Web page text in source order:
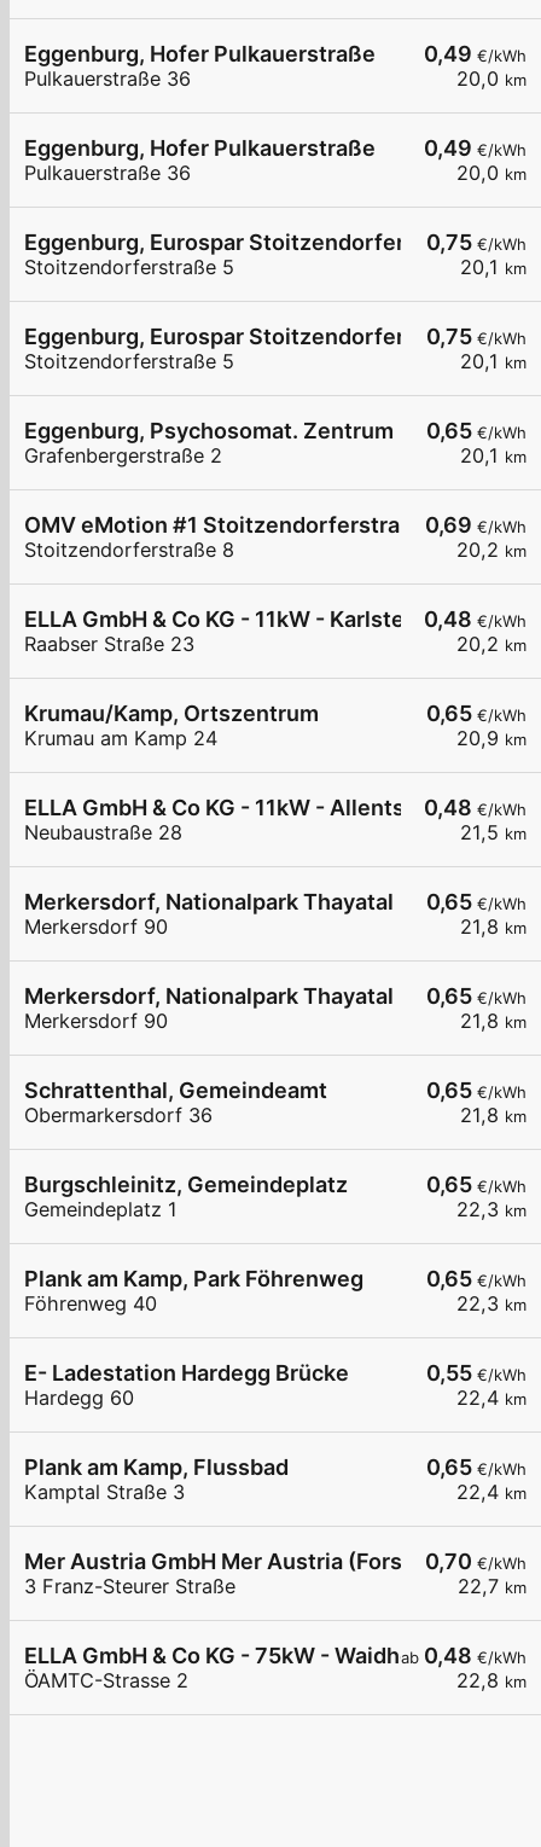
0,49 €/kWh
20,0 km
Eggenburg, Hofer Pulkauerstraße
Pulkauerstraße 36
0,49 €/kWh
20,0 km
Eggenburg, Hofer Pulkauerstraße
Pulkauerstraße 36
0,75 €/kWh
20,1 km
Eggenburg, Eurospar Stoitzendorferstr.
Stoitzendorferstraße 5
0,75 €/kWh
20,1 km
Eggenburg, Eurospar Stoitzendorferstr.
Stoitzendorferstraße 5
0,65 €/kWh
20,1 km
Eggenburg, Psychosomat. Zentrum
Grafenbergerstraße 2
0,69 €/kWh
20,2 km
OMV eMotion #1 Stoitzendorferstraße 8
Stoitzendorferstraße 8
0,48 €/kWh
20,2 km
ELLA GmbH & Co KG - 11kW - Karlstein - HTL
Raabser Straße 23
0,65 €/kWh
20,9 km
Krumau/Kamp, Ortszentrum
Krumau am Kamp 24
0,48 €/kWh
21,5 km
ELLA GmbH & Co KG - 11kW - Allentsteig -
Neubaustraße 28
0,65 €/kWh
21,8 km
Merkersdorf, Nationalpark Thayatal
Merkersdorf 90
0,65 €/kWh
21,8 km
Merkersdorf, Nationalpark Thayatal
Merkersdorf 90
0,65 €/kWh
21,8 km
Schrattenthal, Gemeindeamt
Obermarkersdorf 36
0,65 €/kWh
22,3 km
Burgschleinitz, Gemeindeplatz
Gemeindeplatz 1
0,65 €/kWh
22,3 km
Plank am Kamp, Park Föhrenweg
Föhrenweg 40
0,55 €/kWh
22,4 km
E- Ladestation Hardegg Brücke
Hardegg 60
0,65 €/kWh
22,4 km
Plank am Kamp, Flussbad
Kamptal Straße 3
0,70 €/kWh
22,7 km
Mer Austria GmbH Mer Austria (Forstinger) -
3 Franz-Steurer Straße
ab 0,48 €/kWh
22,8 km
ELLA GmbH & Co KG - 75kW - Waidhofen/Thaya
ÖAMTC-Strasse 2